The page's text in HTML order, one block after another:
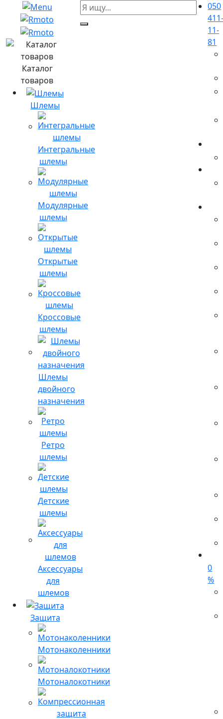
Каталог
товаров
Шлемы
Интегральные
шлемы
Модулярные
шлемы
Открытые
шлемы
Кроссовые
шлемы
Шлемы
двойного
назначения
Ретро
шлемы
Детские
шлемы
Аксессуары
для
шлемов
Защита
Мотонаколенники
Мотоналокотники
050
11-
81
0
%